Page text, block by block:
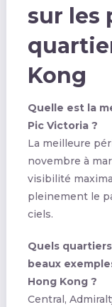
sur les
Kong
Quelle est la
Pic Victoria ?
La meilleure
novembre à
visibilité
pleinement le
ciels.
Quels
beaux
Hong Kong ?
Central,